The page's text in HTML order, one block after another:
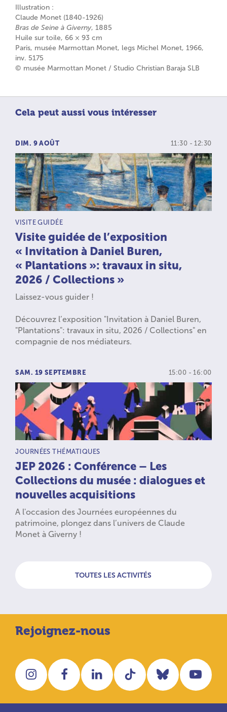
Illustration :
Claude Monet (1840-1926)
Bras de Seine à Giverny, 1885
Huile sur toile, 66 × 93 cm
Paris, musée Marmottan Monet, legs Michel Monet, 1966,
inv. 5175
© musée Marmottan Monet / Studio Christian Baraja SLB
Cela peut aussi vous intéresser
DIM. 9 AOÛT 11:30 - 12:30
TYPE D’ACTIVITÉ :
VISITE GUIDÉE
Visite guidée de l’exposition
« Invitation à Daniel Buren,
« Plantations »: travaux in situ,
2026 / Collections »
Laissez-vous guider !
Découvrez l’exposition "Invitation à Daniel Buren,
"Plantations": travaux in situ, 2026 / Collections" en
compagnie de nos médiateurs.
SAM. 19 SEPTEMBRE 15:00 - 16:00
TYPE D’ACTIVITÉ :
JOURNÉES THÉMATIQUES
JEP 2026 : Conférence – Les
Collections du musée : dialogues et
nouvelles acquisitions
A l'occasion des Journées européennes du
patrimoine, plongez dans l’univers de Claude
Monet à Giverny !
TOUTES LES ACTIVITÉS
Rejoignez-nous
InstagramFacebookLinkedInTiktok Bluesky